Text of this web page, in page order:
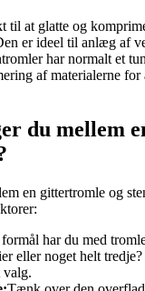
til at glatte og
er ideel til anlæg af
har normalt et
af materialerne for
du mellem
en gittertromle og
har du med
eller noget helt